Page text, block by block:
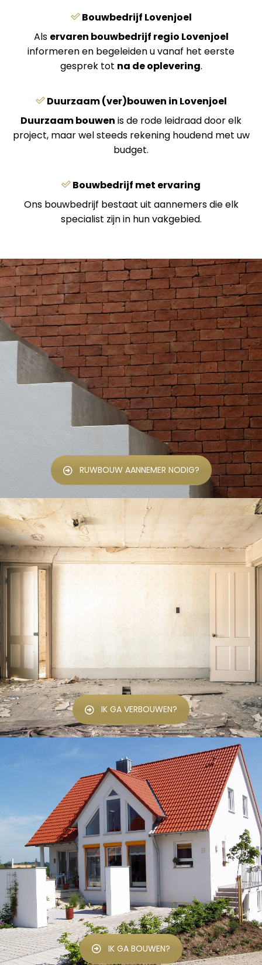
Bouwbedrijf Lovenjoel
Als ervaren bouwbedrijf regio Lovenjoel
informeren en begeleiden u vanaf het eerste
gesprek tot na de oplevering.
Duurzaam (ver)bouwen in Lovenjoel
Duurzaam bouwen is de rode leidraad door elk
project, maar wel steeds rekening houdend met uw
budget.
Bouwbedrijf met ervaring
Ons bouwbedrijf bestaat uit aannemers die elk
specialist zijn in hun vakgebied.
RUWBOUW AANNEMER NODIG?
IK GA VERBOUWEN?
IK GA BOUWEN?